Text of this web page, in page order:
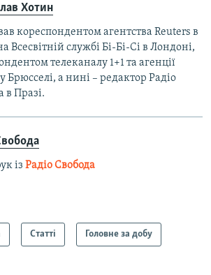
Хотин
кореспондентом агентства Reuters в
Всесвітній службі Бі-Бі-Сі в Лондоні,
телеканалу 1+1 та агенції
Брюсселі, а нині – редактор Радіо
в Празі.
із Радіо Свобода
Статті Головне за добу